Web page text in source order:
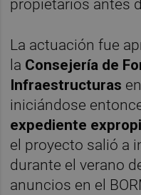
propietarios antes
La actuación fue
la Consejería de
Infraestructuras
iniciándose
expediente
el proyecto salió a
durante el verano
anuncios en el